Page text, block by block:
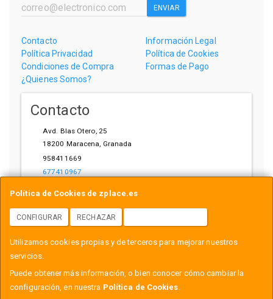
Política de Cookies de zplace.es
CONFIGURAR RECHAZAR
Utilizamos cookies propias y de terceros para mejorar nuestros
servicios.
Puede obtener más información, o bien conocer cómo cambiar la
configuración, en nuestra Política de Cookies.
ENVIAR
Contacto
Información Legal
Política Privacidad
Política de Cookies
Condiciones de Compra
Formas de Pago
¿Quienes Somos?
Contacto
Avd. Blas Otero, 25
18200 Maracena, Granada
958411669
677410967
Horario
L-V: 10:00-14:00, 17:00-21:00
, , , , España. - C.I.F.: B18558999 - Tfno: